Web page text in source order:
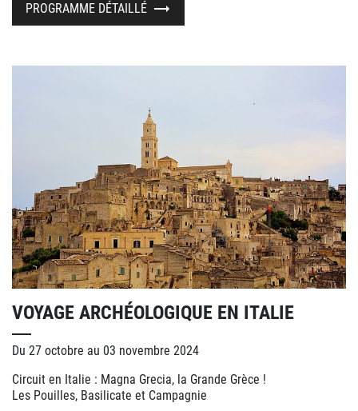
PROGRAMME DÉTAILLÉ
VOYAGE ARCHÉOLOGIQUE EN ITALIE
Du 27 octobre au 03 novembre 2024
Circuit en Italie : Magna Grecia, la Grande Grèce !
Les Pouilles, Basilicate et Campagnie